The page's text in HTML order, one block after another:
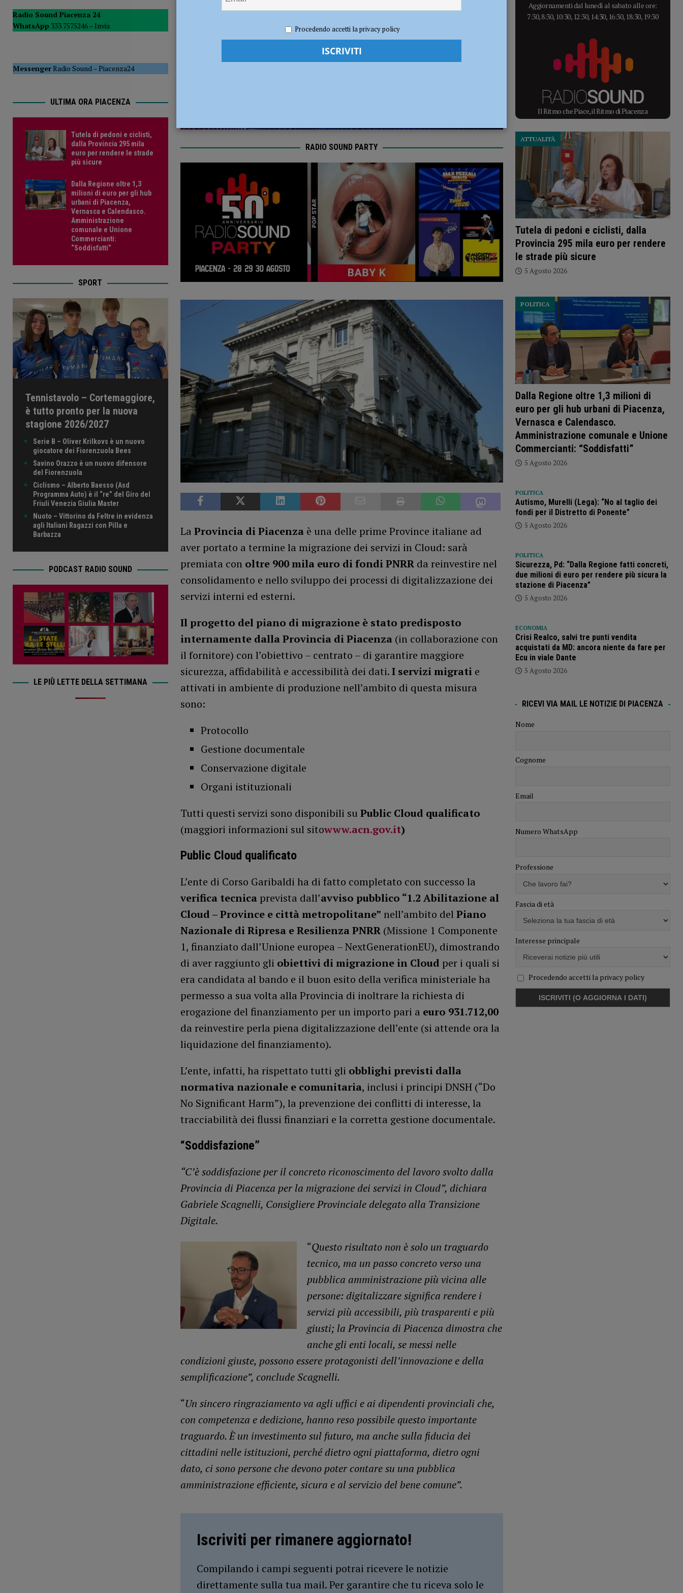
POLITICA
[ 5 Agosto 2026 ] Caldo estremo e asili nido, Tagliaferri (FdI): “Verificare subito la situazione nella provincia di Piacenza”
Redazione FG Attualità
RADIO SOUND PARTY
La Provincia di Piacenzaè una delle prime Province italiane ad
aver portato a termine la migrazione dei servizi in Cloud: sarà
premiata con oltre 900 mila euro di fondi PNRRda reinvestire nel
consolidamento e nello sviluppo dei processi di digitalizzazione dei
servizi interni ed esterni.
Il progetto del piano di migrazione è stato predisposto
internamente dalla Provincia di Piacenza(in collaborazione con
il fornitore) con l’obiettivo – centrato – di garantire maggiore
sicurezza, affidabilità e accessibilità dei dati.I servizi migratie
attivati in ambiente di produzione nell’ambito di questa misura
sono:
Protocollo
Gestione documentale
Conservazione digitale
Organi istituzionali
Tutti questi servizi sono disponibili su Public Cloud qualificato
(maggiori informazioni sul sitowww.acn.gov.it)
Public Cloud qualificato
L’ente di Corso Garibaldi ha di fatto completato con successo la
verifica tecnicaprevista dall’avviso pubblico “1.2 Abilitazione al
Cloud – Province e città metropolitane” nell’ambito del Piano
Nazionale di Ripresa e Resilienza PNRR (Missione 1 Componente
1, finanziato dall’Unione europea – NextGenerationEU), dimostrando
di aver raggiunto gli obiettivi di migrazione in Cloud per i quali si
era candidata al bando e il buon esito della verifica ministeriale ha
permesso a sua volta alla Provincia di inoltrare la richiesta di
erogazione del finanziamento per un importo pari a euro 931.712,00
da reinvestire perla piena digitalizzazione dell’ente (si attende ora la
liquidazione del finanziamento).
L’ente, infatti, ha rispettato tutti gli obblighi previsti dalla
normativa nazionale e comunitaria, inclusi i principi DNSH (“Do
No Significant Harm”), la prevenzione dei conflitti di interesse, la
tracciabilità dei flussi finanziari e la corretta gestione documentale.
“Soddisfazione”
“C’è soddisfazione per il concreto riconoscimento del lavoro svolto dalla
Provincia di Piacenza per la migrazione dei servizi in Cloud”, dichiara
Gabriele Scagnelli, Consigliere Provinciale delegato alla Transizione
Digitale.
“Questo risultato non è solo un traguardo
tecnico, ma un passo concreto verso una
pubblica amministrazione più vicina alle
persone: digitalizzare significa rendere i
servizi più accessibili, più trasparenti e più
giusti; la Provincia di Piacenza dimostra che
anche gli enti locali, se messi nelle
condizioni giuste, possono essere protagonisti dell’innovazione e della
semplificazione”, conclude Scagnelli.
“Un sincero ringraziamento va agli uffici e ai dipendenti provinciali che,
con competenza e dedizione, hanno reso possibile questo importante
traguardo. È un investimento sul futuro, ma anche sulla fiducia dei
cittadini nelle istituzioni, perché dietro ogni piattaforma, dietro ogni
dato, ci sono persone che devono poter contare su una pubblica
amministrazione efficiente, sicura e al servizio del bene comune”.
Iscriviti per rimanere aggiornato!
Compilando i campi seguenti potrai ricevere le notizie
direttamente sulla tua mail. Per garantire che tu riceva solo le
Radio Sound Piacenza 24
WhatsApp 333 7575246 – Invia
MessengerRadio Sound–Piacenza24
ULTIMA ORA PIACENZA
Tutela di pedoni e ciclisti,
dalla Provincia 295 mila
euro per rendere le strade
più sicure
Dalla Regione oltre 1,3
milioni di euro per gli hub
urbani di Piacenza,
Vernasca e Calendasco.
Amministrazione
comunale e Unione
Commercianti:
“Soddisfatti”
SPORT
Tennistavolo – Cortemaggiore,
è tutto pronto per la nuova
stagione 2026/2027
Serie B – Oliver Krilkovs è un nuovo
giocatore dei Fiorenzuola Bees
Savino Orazzo è un nuovo difensore
del Fiorenzuola
Ciclismo – Alberto Baesso (Asd
Programma Auto) è il “re” del Giro del
Friuli Venezia Giulia Master
Nuoto – Vittorino da Feltre in evidenza
agli Italiani Ragazzi con Pilla e
Barbazza
PODCAST RADIO SOUND
LE PIÙ LETTE DELLA SETTIMANA
Aggiornamenti dal lunedì al sabato alle ore:
7:30, 8:30, 10:30, 12:30, 14:30, 16:30, 18:30, 19:30
Il Ritmo che Piace, il Ritmo di Piacenza
Tutela di pedoni e ciclisti, dalla
Provincia 295 mila euro per rendere
le strade più sicure
ATTUALITÀ
5 Agosto 2026
Dalla Regione oltre 1,3 milioni di
euro per gli hub urbani di Piacenza,
Vernasca e Calendasco.
Amministrazione comunale e Unione
Commercianti: “Soddisfatti”
POLITICA
5 Agosto 2026
POLITICA
Autismo, Murelli (Lega): “No al taglio dei
fondi per il Distretto di Ponente”
5 Agosto 2026
POLITICA
Sicurezza, Pd: “Dalla Regione fatti concreti,
due milioni di euro per rendere più sicura la
stazione di Piacenza”
5 Agosto 2026
ECONOMIA
Crisi Realco, salvi tre punti vendita
acquistati da MD: ancora niente da fare per
Ecu in viale Dante
5 Agosto 2026
RICEVI VIA MAIL LE NOTIZIE DI PIACENZA
Nome
Cognome
Email
Numero WhatsApp
Professione
Fascia di età
Interesse principale
Procedendo accetti la privacy policy
Procedendo accetti la privacy policy